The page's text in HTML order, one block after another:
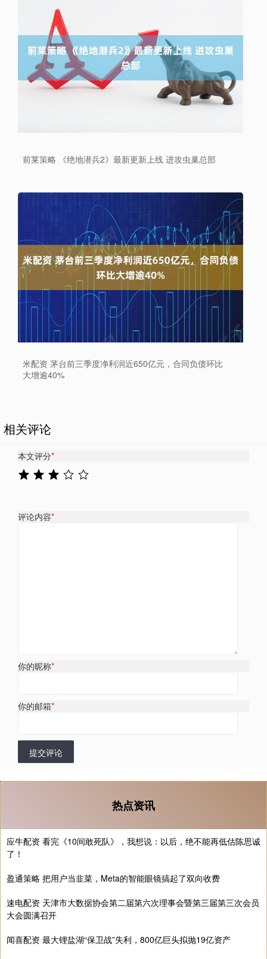
前莱策略 《绝地潜兵2》最新更新上线 进攻虫巢总部
米配资 茅台前三季度净利润近650亿元，合同负债环比
大增逾40%
相关评论
本文评分*
评论内容*
你的昵称*
你的邮箱*
提交评论
热点资讯
应牛配资 看完《10间敢死队》，我想说：以后，绝不能再低估陈思诚
了！
盈通策略 把用户当韭菜，Meta的智能眼镜搞起了双向收费
速电配资 天津市大数据协会第二届第六次理事会暨第三届第三次会员
大会圆满召开
闻喜配资 最大锂盐湖“保卫战”失利，800亿巨头拟抛19亿资产